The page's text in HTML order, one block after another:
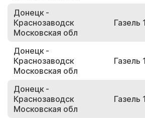
Донецк -
Краснозаводск
Московская обл
Газель
Донецк -
Краснозаводск
Московская обл
Газель
Донецк -
Краснозаводск
Московская обл
Газель